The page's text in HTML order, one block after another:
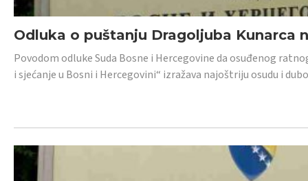
Odluka o puštanju Dragoljuba Kunarca
Povodom odluke Suda Bosne i Hercegovine da osuđenog
i sjećanje u Bosni i Hercegovini“ izražava najoštriju osudu i